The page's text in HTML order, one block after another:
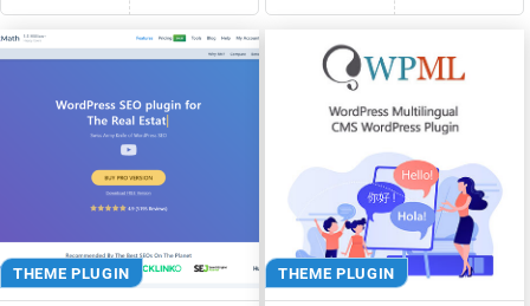
THEME PLUGIN THEME PLUGIN